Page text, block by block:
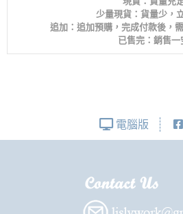
少量現貨：貨量少，
追加：追加預購，完成付款後，
已售完：銷售一
電腦版